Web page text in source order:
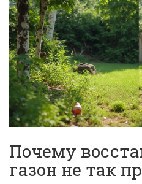
Почему
газон не так